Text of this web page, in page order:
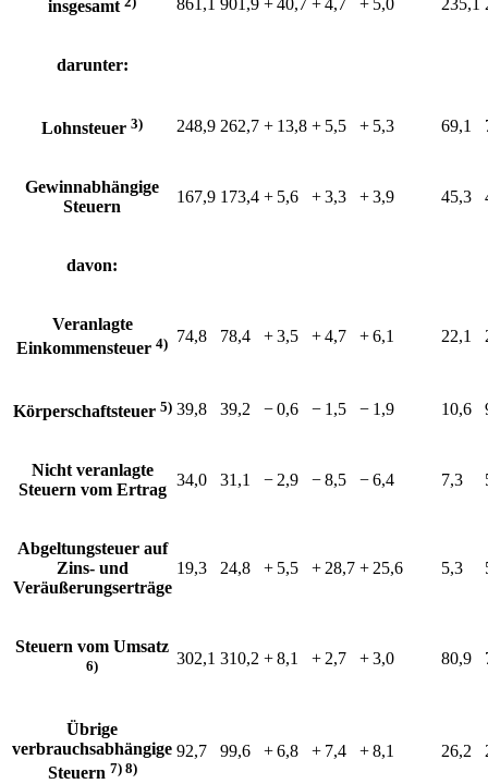
insgesamt 861,1 901,9 +⁠ 40,7 +⁠ 4,7 +⁠ 5,0 235,1
darunter:
Lohnsteuer 3) 248,9 262,7 +⁠ 13,8 +⁠ 5,5 +⁠ 5,3 69,1
Gewinnabhängige
Steuern
167,9 173,4 +⁠ 5,6 +⁠ 3,3 +⁠ 3,9 45,3
davon:
Veranlagte
Einkommensteuer 4) 74,8 78,4 +⁠ 3,5 +⁠ 4,7 +⁠ 6,1 22,1
Körperschaftsteuer 5) 39,8 39,2 −⁠ 0,6 −⁠ 1,5 −⁠ 1,9 10,6
Nicht veranlagte
Steuern vom Ertrag
34,0 31,1 −⁠ 2,9 −⁠ 8,5 −⁠ 6,4 7,3
Abgeltungsteuer auf
Zins- und
Veräußerungserträge
19,3 24,8 +⁠ 5,5 +⁠ 28,7 +⁠ 25,6 5,3
Steuern vom Umsatz
6) 302,1 310,2 +⁠ 8,1 +⁠ 2,7 +⁠ 3,0 80,9
Übrige
verbrauchsabhängige
Steuern 7) 8)
92,7 99,6 +⁠ 6,8 +⁠ 7,4 +⁠ 8,1 26,2